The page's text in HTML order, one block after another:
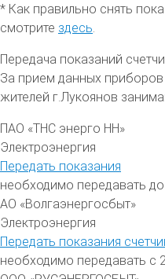
* Как правильно снять
смотрите здесь
Передача показаний
За прием данных приборов
жителей г.Лукоянов
ПАО «ТНС энерго НН»
Электроэнергия
Передать показания
необходимо передавать
АО «Волгаэнергосбыт»
Электроэнергия
Передать показания
необходимо передавать с